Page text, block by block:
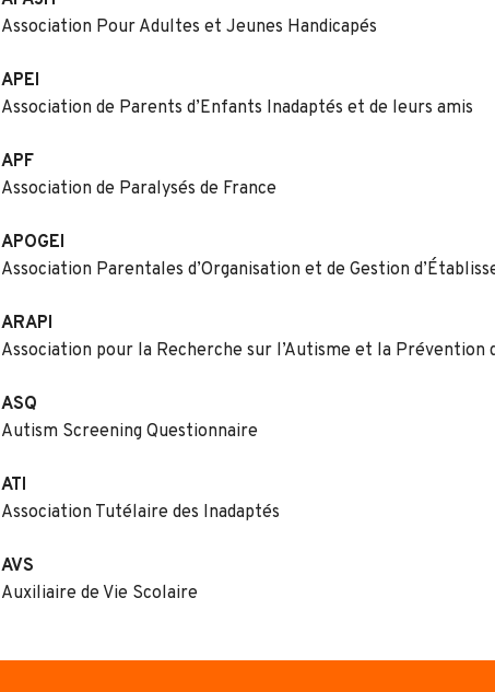
Association Pour Adultes et Jeunes Handicapés
APEI
Association de Parents d’Enfants Inadaptés et de leurs amis
APF
Association de Paralysés de France
APOGEI
Association Parentales d’Organisation et de Gestion
ARAPI
Association pour la Recherche sur l’Autisme et la Prévention
ASQ
Autism Screening Questionnaire
ATI
Association Tutélaire des Inadaptés
AVS
Auxiliaire de Vie Scolaire